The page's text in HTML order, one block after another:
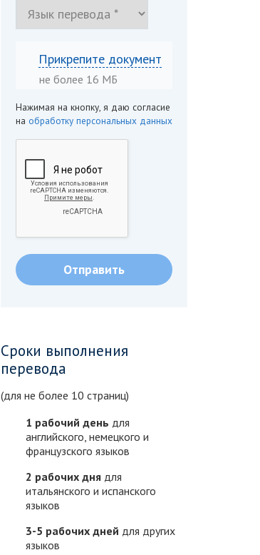
Прикрепите документ
не более 16 МБ
Нажимая на кнопку, я даю согласие
на обработку персональных данных
Сроки выполнения
перевода
(для не более 10 страниц)
1 рабочий день для
английского, немецкого и
французского языков
2 рабочих днядля
итальянского и испанского
языков
3-5 рабочих дней для других
языков